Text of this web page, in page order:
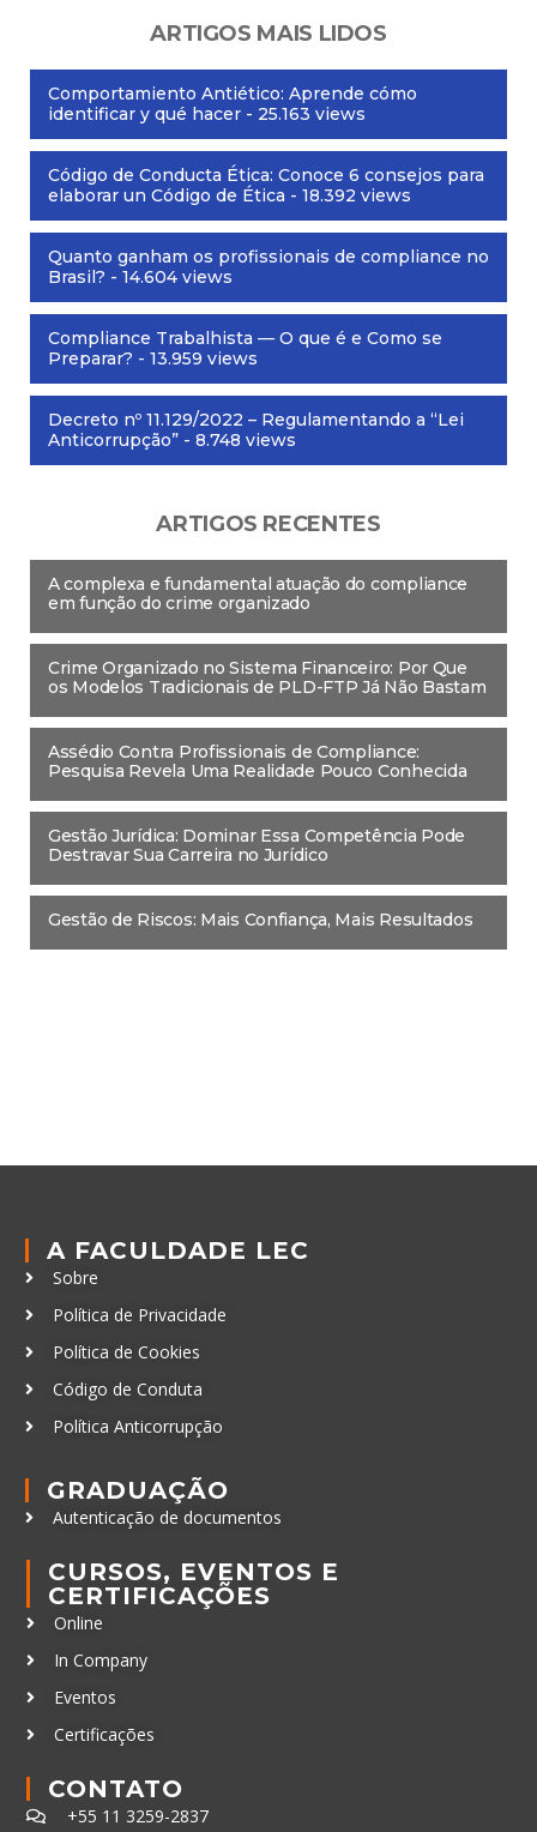
ARTIGOS MAIS LIDOS
Comportamiento Antiético: Aprende cómo
identificar y qué hacer - 25.163 views
Código de Conducta Ética: Conoce 6 consejos para
elaborar un Código de Ética - 18.392 views
Quanto ganham os profissionais de compliance no
Brasil? - 14.604 views
Compliance Trabalhista — O que é e Como se
Preparar? - 13.959 views
Decreto nº 11.129/2022 – Regulamentando a “Lei
Anticorrupção” - 8.748 views
ARTIGOS RECENTES
A complexa e fundamental atuação do compliance
em função do crime organizado
Crime Organizado no Sistema Financeiro: Por Que
os Modelos Tradicionais de PLD-FTP Já Não Bastam
Assédio Contra Profissionais de Compliance:
Pesquisa Revela Uma Realidade Pouco Conhecida
Gestão Jurídica: Dominar Essa Competência Pode
Destravar Sua Carreira no Jurídico
Gestão de Riscos: Mais Confiança, Mais Resultados
A FACULDADE LEC
Sobre
Política de Privacidade
Política de Cookies
Código de Conduta
Política Anticorrupção
GRADUAÇÃO
Autenticação de documentos
CURSOS, EVENTOS E
CERTIFICAÇÕES
Online
In Company
Eventos
Certificações
CONTATO
+55 11 3259-2837